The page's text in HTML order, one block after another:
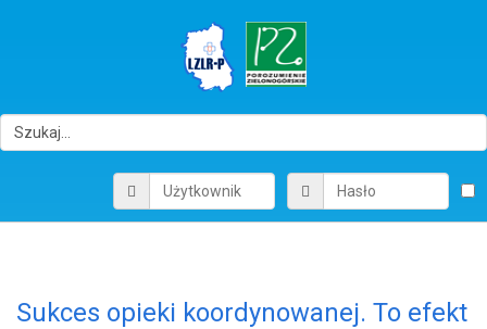
Sukces opieki koordynowanej. To efekt